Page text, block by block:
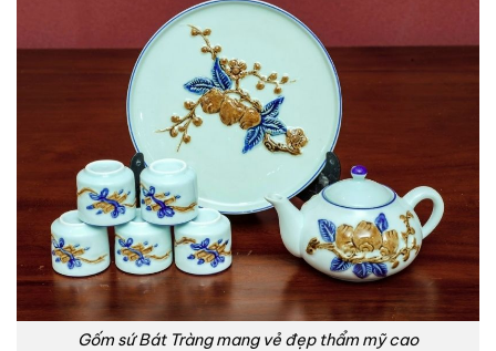
Gốm sứ Bát Tràng mang vẻ đẹp thẩm mỹ cao